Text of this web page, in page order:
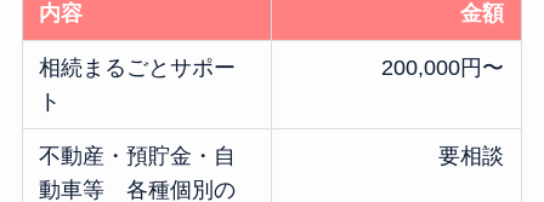
内容 金額
相続まるごとサポー
ト
200,000円〜
不動産・預貯金・自
動車等 各種個別の
要相談